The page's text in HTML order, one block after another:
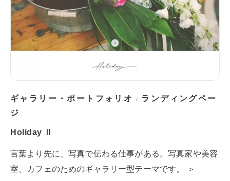
ギャラリー・ポートフォリオ / ランディングペー
ジ
Holiday Ⅱ
言葉より先に、写真で伝わる仕事がある。写真家や美容
室、カフェのためのギャラリー型テーマです。 ＞